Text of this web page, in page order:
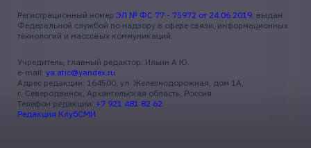
Регистрационный номер ЭЛ № ФС 77 - 75972 от 24.06.2019, выдан
Федеральной службой по надзору в сфере связи, информационных
технологий и массовых коммуникаций.
Учредитель, главный редактор: Ильин А.Ю.
e-mail: ya.atic@yandex.ru
Адрес редакции: 164500, ул. Железнодорожная, дом 1А,
г. Северодвинск, Архангельская область, Россия
Телефон редакции: +7 921 481 82 62
Редакция КлубСМИ